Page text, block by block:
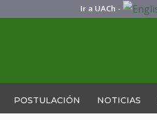
Ir a UACh -
POSTULACIÓN NOTICIAS